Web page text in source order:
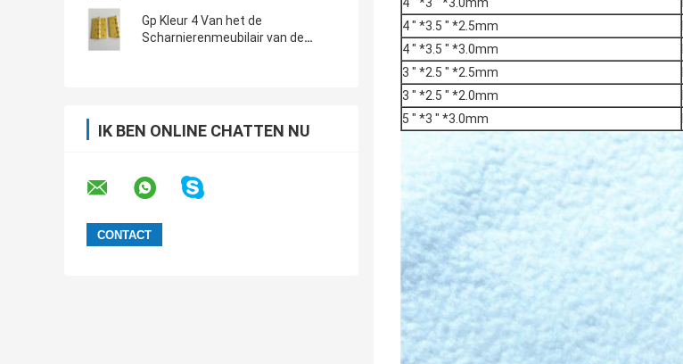
Opgepoetste Staal
Gp Kleur 4 Van het de
Scharnierenmeubilair van de
IK BEN ONLINE CHATTEN NU
4 " *3 " *3.0mm
4 " *3.5 " *2.5mm
4 " *3.5 " *3.0mm
3 " *2.5 " *2.5mm
3 " *2.5 " *2.0mm
5 " *3 " *3.0mm